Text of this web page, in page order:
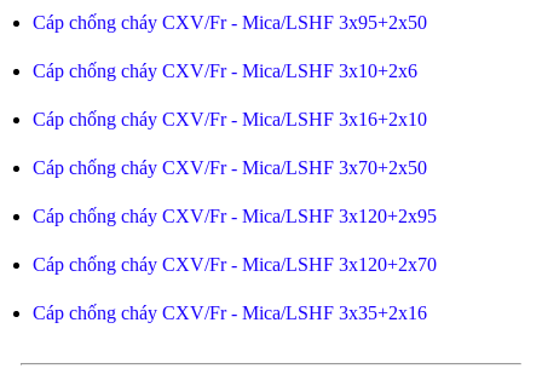
Cáp chống cháy CXV/Fr - Mica/LSHF 3x95+2x50
Cáp chống cháy CXV/Fr - Mica/LSHF 3x10+2x6
Cáp chống cháy CXV/Fr - Mica/LSHF 3x16+2x10
Cáp chống cháy CXV/Fr - Mica/LSHF 3x70+2x50
Cáp chống cháy CXV/Fr - Mica/LSHF 3x120+2x95
Cáp chống cháy CXV/Fr - Mica/LSHF 3x120+2x70
Cáp chống cháy CXV/Fr - Mica/LSHF 3x35+2x16